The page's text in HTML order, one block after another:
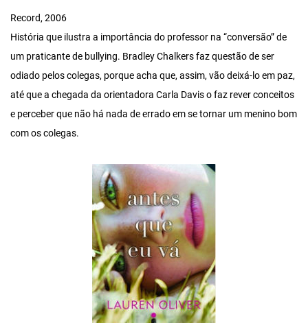
Record, 2006
História que ilustra a importância do professor na “conversão” de
um praticante de bullying. Bradley Chalkers faz questão de ser
odiado pelos colegas, porque acha que, assim, vão deixá-lo em paz,
até que a chegada da orientadora Carla Davis o faz rever conceitos
e perceber que não há nada de errado em se tornar um menino bom
com os colegas.